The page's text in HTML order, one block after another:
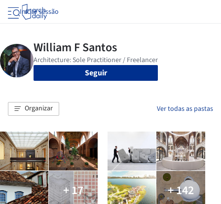
Iniciar sessão
Seguir
Organizar Ver todas as pastas
+ 17 + 142